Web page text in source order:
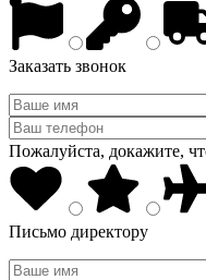
Заказать звонок
Пожалуйста, докажите,
Письмо директору